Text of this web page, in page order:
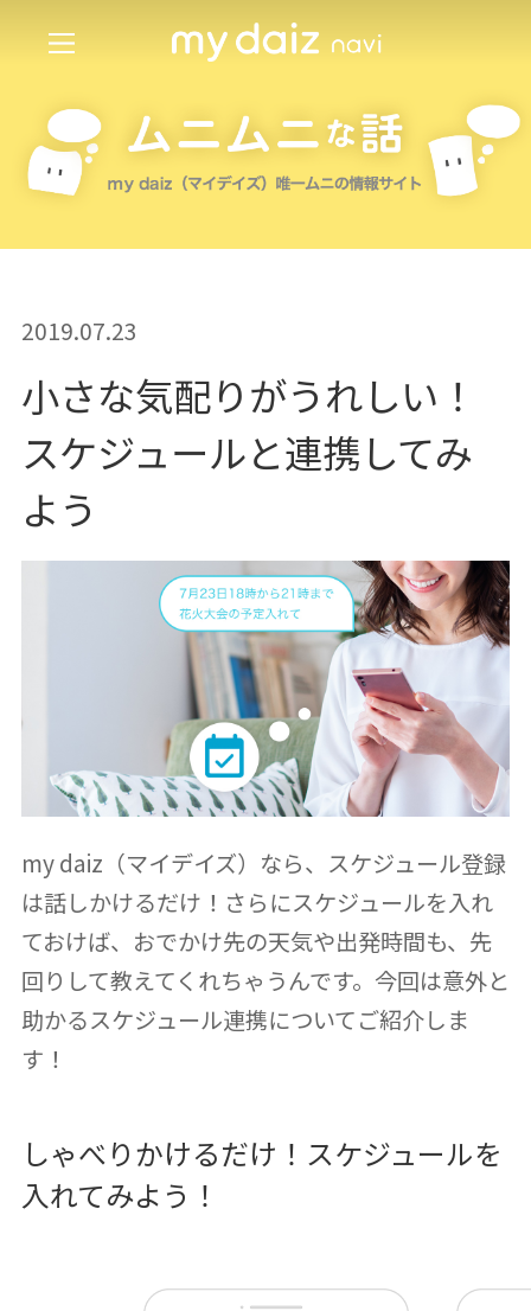
2019.07.23
小さな気配りがうれしい！
スケジュールと連携してみ
よう
my daiz（マイデイズ）なら、スケジュール登録
は話しかけるだけ！さらにスケジュールを入れ
ておけば、おでかけ先の天気や出発時間も、先
回りして教えてくれちゃうんです。今回は意外と
助かるスケジュール連携についてご紹介しま
す！
しゃべりかけるだけ！スケジュールを
入れてみよう！